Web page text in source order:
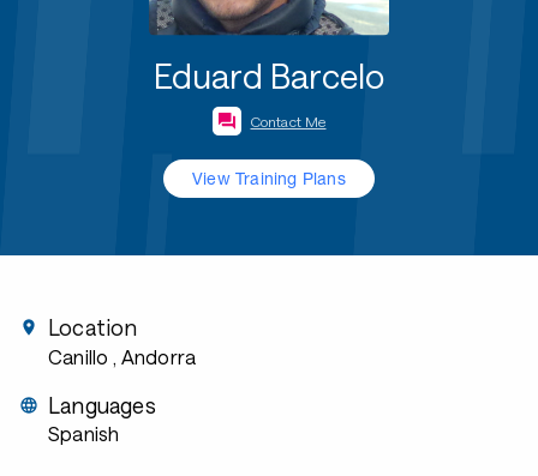
Eduard Barcelo
Contact Me
View Training Plans
Location
Canillo , Andorra
Languages
Spanish